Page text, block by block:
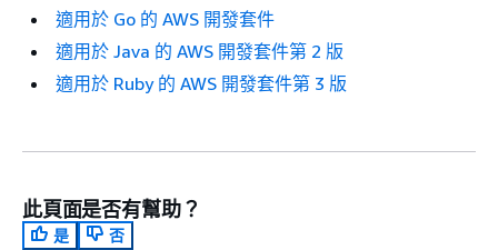
適用於 Go 的 AWS 開發套件
適用於 Java 的 AWS 開發套件第 2 版
適用於 Ruby 的 AWS 開發套件第 3 版
此頁面是否有幫助？
是
否